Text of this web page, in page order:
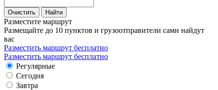
Очистить Найти
Разместите маршрут
Размещайте до 10 пунктов и грузоотправители сами найдут
вас
Разместить маршрут бесплатно
Разместить маршрут бесплатно
Регулярные
Сегодня
Завтра